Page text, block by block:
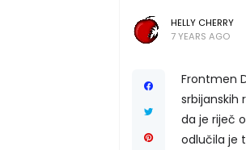
HELLY CHERRY
7 YEARS AGO
Frontmen
srbijanskih
da je riječ
odlučila je